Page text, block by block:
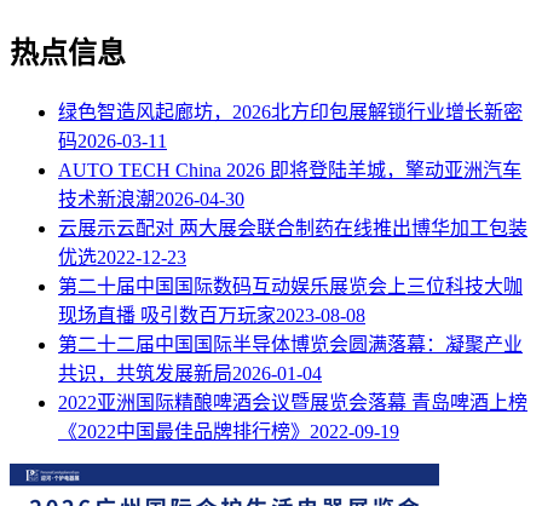
热点信息
绿色智造风起廊坊，2026北方印包展解锁行业增长新密
码2026-03-11
AUTO TECH China 2026 即将登陆羊城，擎动亚洲汽车
技术新浪潮2026-04-30
云展示云配对 两大展会联合制药在线推出博华加工包装
优选2022-12-23
第二十届中国国际数码互动娱乐展览会上三位科技大咖
现场直播 吸引数百万玩家2023-08-08
第二十二届中国国际半导体博览会圆满落幕：凝聚产业
共识，共筑发展新局2026-01-04
2022亚洲国际精酿啤酒会议暨展览会落幕 青岛啤酒上榜
《2022中国最佳品牌排行榜》 2022-09-19